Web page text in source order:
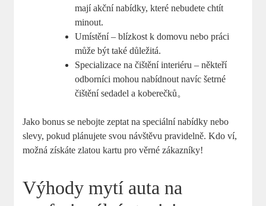
mají akční nabídky, které nebudete chtít
minout.
Umístění – blízkost k domovu nebo práci
může být také důležitá.
Specializace na čištění interiéru – někteří
odborníci mohou nabídnout navíc šetrné
čištění sedadel a koberečků。
Jako bonus se nebojte zeptat na speciální nabídky nebo
slevy, pokud plánujete svou návštěvu pravidelně. Kdo ví,
možná získáte zlatou kartu pro věrné zákazníky!
Výhody mytí auta na